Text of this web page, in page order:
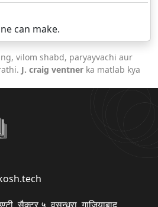
can make.
vilom shabd, paryayvachi aur
J. craig ventner ka matlab kya